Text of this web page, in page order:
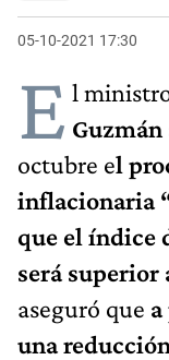
05-10-2021 17:30
E l
Guzmán
octubre el
inflacionaria
que el índice
será superior
aseguró que
una